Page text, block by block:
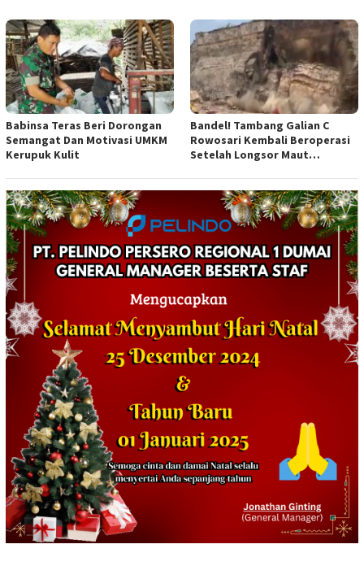
Anggaran
Babinsa Teras Beri Dorongan
Semangat Dan Motivasi UMKM
Kerupuk Kulit
Bandel! Tambang Galian C
Rowosari Kembali Beroperasi
Setelah Longsor Maut